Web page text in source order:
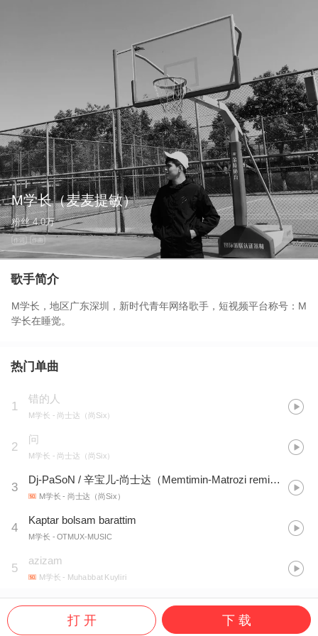
M学长（麦麦提敏）
粉丝 4.0万
作词 作曲
歌手简介
M学长，地区广东深圳，新时代青年网络歌手，短视频平台称号：M
学长在睡觉。
热门单曲
1
错的人
M学长 - 尚士达（尚Six）
2
问
M学长 - 尚士达（尚Six）
3
Dj-PaSoN / 辛宝儿-尚士达（Memtimin-Matrozi remix）
M学长 - 尚士达（尚Six）
4
Kaptar bolsam barattim
M学长 - OTMUX-MUSIC
5
azizam
M学长 - Muhabbat Kuyliri
打 开 下 载